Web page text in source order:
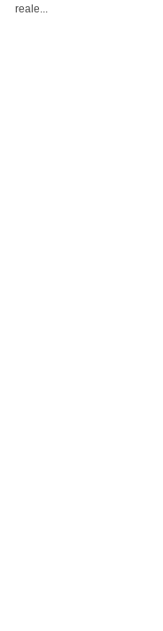
reale...